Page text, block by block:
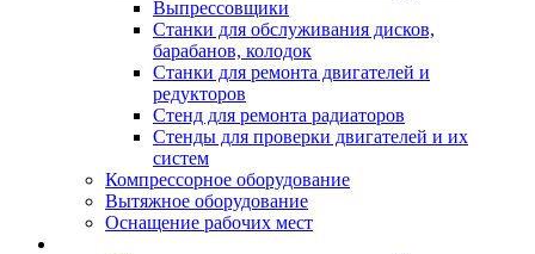
Выпрессовщики
Станки для обслуживания дисков,
барабанов, колодок
Станки для ремонта двигателей и
редукторов
Стенд для ремонта радиаторов
Стенды для проверки двигателей и их
систем
Компрессорное оборудование
Вытяжное оборудование
Оснащение рабочих мест